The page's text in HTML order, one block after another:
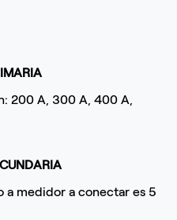
200 A, 300 A, 400 A,
a medidor a conectar es 5